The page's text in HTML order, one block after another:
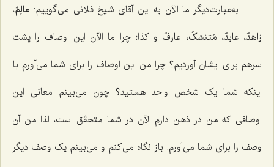
به‌عبارت‌دیگر ما الآن به این آقای شیخ فلانی می‌گوییم: عالِمٌ،
زاهدٌ، عابدٌ، مُتنسّکٌ، عارفٌ و کذا؛ چرا ما الآن این اوصاف را پشت
سرهم برای ایشان آوردیم؟ چرا من این اوصاف را برای شما می‌آورم با
اینکه شما یک شخص واحد هستید؟ چون می‌بینم معانی این
اوصافی که من در ذهن دارم الآن در شما متحقّق است، لذا من آن
وصف را برای شما می‌آورم. باز نگاه می‌کنم و می‌بینم یک وصف دیگر